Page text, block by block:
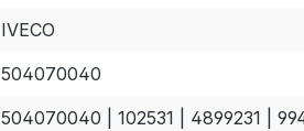
IVECO
504070040
504070040 | 102531 | 4899231 |